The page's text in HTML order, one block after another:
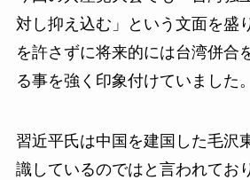
対し抑え込む」という文面を盛
を許さずに将来的には台湾併合
る事を強く印象付けていました。
習近平氏は中国を建国した毛沢
識しているのではと言われてお